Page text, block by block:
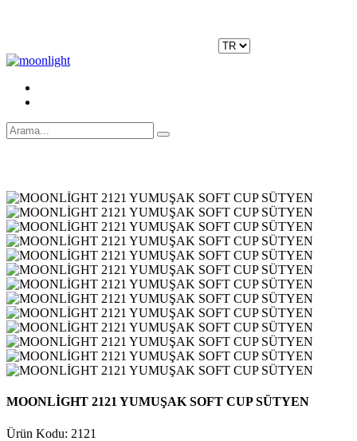
MOONLİGHT 2121 YUMUŞAK SOFT CUP SÜTYEN
Ürün Kodu: 2121